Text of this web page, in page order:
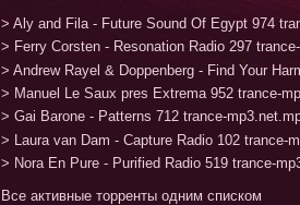
> Aly and Fila - Future Sound Of Egypt 974
> Ferry Corsten - Resonation Radio 297
> Andrew Rayel & Doppenberg - Find Your
> Manuel Le Saux pres Extrema 952 trance-
> Gai Barone - Patterns 712 trance-
> Laura van Dam - Capture Radio 102 trance-
> Nora En Pure - Purified Radio 519 trance-
Все активные торренты одним списком